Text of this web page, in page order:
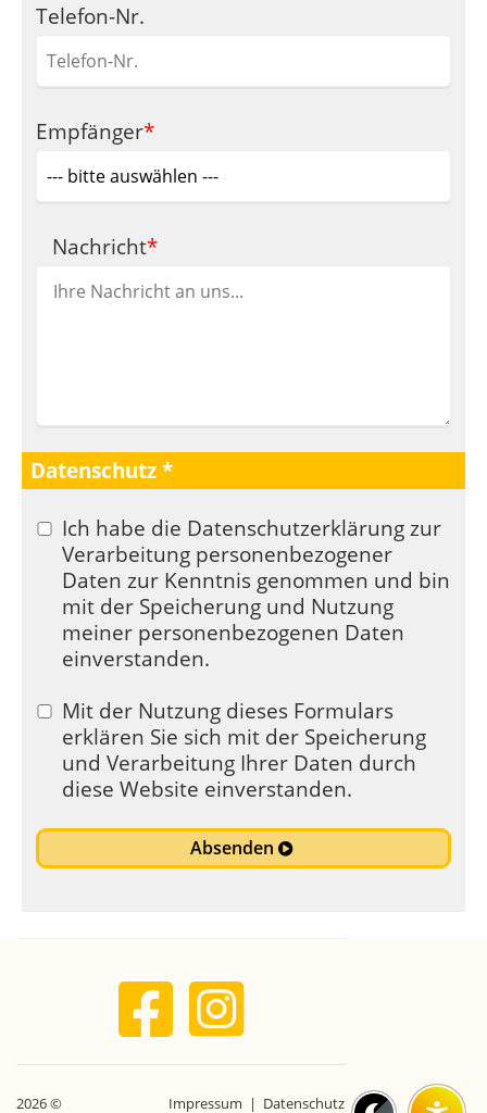
Telefon-Nr.
Pflichtfeld
Empfänger*
Pflichtfeld
Nachricht*
Datenschutz *
Ich habe die Datenschutzerklärung zur
Verarbeitung personenbezogener
Daten zur Kenntnis genommen und bin
mit der Speicherung und Nutzung
meiner personenbezogenen Daten
einverstanden.
Mit der Nutzung dieses Formulars
erklären Sie sich mit der Speicherung
und Verarbeitung Ihrer Daten durch
diese Website einverstanden.
Absenden
2026 © Impressum | Datenschutz